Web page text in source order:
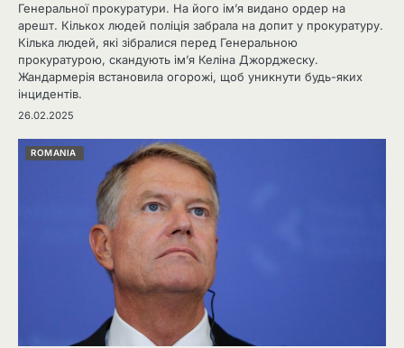
Генеральної прокуратури. На його ім’я видано ордер на
арешт. Кількох людей поліція забрала на допит у прокуратуру.
Кілька людей, які зібралися перед Генеральною
прокуратурою, скандують ім’я Келіна Джорджеску.
Жандармерія встановила огорожі, щоб уникнути будь-яких
інцидентів.
26.02.2025
ROMANIA